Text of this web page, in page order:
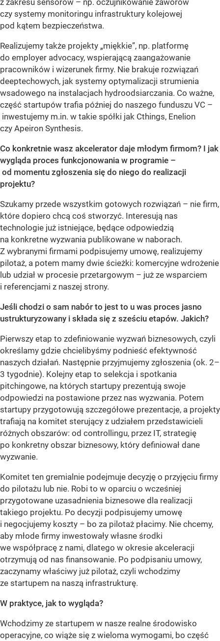
z zakresu sensorów – np. oczujnikowanie zaworów
czy systemy monitoringu infrastruktury kolejowej
pod kątem bezpieczeństwa.
Realizujemy także projekty „miękkie”, np. platformę
do employer advocacy, wspierającą zaangażowanie
pracowników i wizerunek firmy. Nie brakuje rozwiązań
deeptechowych, jak systemy optymalizacji strumienia
wsadowego na instalacjach hydroodsiarczania. Co ważne,
część startupów trafia później do naszego funduszu VC –
inwestujemy m.in. w takie spółki jak Cthings, Enelion
czy Apeiron Synthesis.
Co konkretnie wasz akcelerator daje młodym firmom? I jak
wygląda proces funkcjonowania w programie –
od momentu zgłoszenia się do niego do realizacji
projektu?
Szukamy przede wszystkim gotowych rozwiązań – nie firm,
które dopiero chcą coś stworzyć. Interesują nas
technologie już istniejące, będące odpowiedzią
na konkretne wyzwania publikowane w naborach.
Z wybranymi firmami podpisujemy umowę, realizujemy
pilotaż, a potem mamy dwie ścieżki: komercyjne wdrożenie
lub udział w procesie przetargowym – już ze wsparciem
i referencjami z naszej strony.
Jeśli chodzi o sam nabór to jest to u was proces jasno
ustrukturyzowany i składa się z sześciu etapów. Jakich?
Pierwszy etap to zdefiniowanie wyzwań biznesowych, czyli
określamy gdzie chcielibyśmy podnieść efektywność
naszych działań. Następnie przyjmujemy zgłoszenia (ok. 2–
3 tygodnie). Kolejny etap to selekcja i spotkania
pitchingowe, na których startupy prezentują swoje
odpowiedzi na postawione przez nas wyzwania. Potem
startupy przygotowują szczegółowe prezentacje, a projekty
trafiają na komitet sterujący z udziałem przedstawicieli
różnych obszarów: od controllingu, przez IT, strategię
po konkretny obszar biznesowy, który definiował dane
wyzwanie.
Komitet ten gremialnie podejmuje decyzję o przyjęciu firmy
do pilotażu lub nie. Robi to w oparciu o wcześniej
przygotowane uzasadnienia biznesowe dla realizacji
takiego projektu. Po decyzji podpisujemy umowę
i negocjujemy koszty – bo za pilotaż płacimy. Nie chcemy,
aby młode firmy inwestowały własne środki
we współpracę z nami, dlatego w okresie akceleracji
otrzymują od nas finansowanie. Po podpisaniu umowy,
zaczynamy właściwy już pilotaż, czyli wchodzimy
ze startupem na naszą infrastrukturę.
W praktyce, jak to wygląda?
Wchodzimy ze startupem w nasze realne środowisko
operacyjne, co wiąże się z wieloma wymogami, bo część